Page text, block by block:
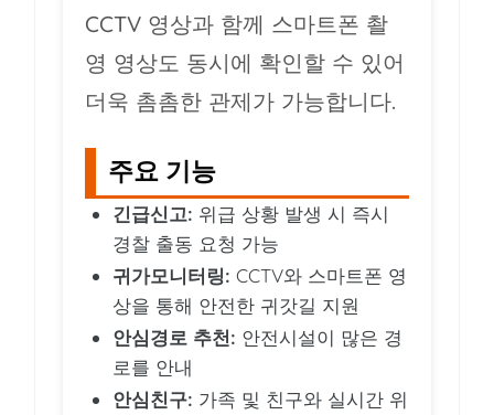
CCTV 영상과 함께 스마트폰 촬
영 영상도 동시에 확인할 수 있어
더욱 촘촘한 관제가 가능합니다.
주요 기능
긴급신고: 위급 상황 발생 시 즉시
경찰 출동 요청 가능
귀가모니터링: CCTV와 스마트폰 영
상을 통해 안전한 귀갓길 지원
안심경로 추천: 안전시설이 많은 경
로를 안내
안심친구: 가족 및 친구와 실시간 위